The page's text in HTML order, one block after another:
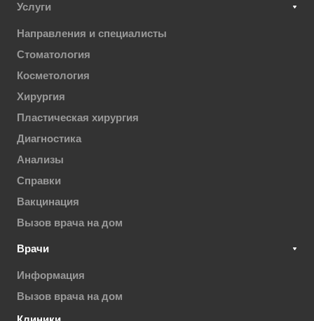
Услуги
Направления и специалисты
Стоматология
Косметология
Хирургия
Пластическая хирургия
Диагностика
Анализы
Справки
Вакцинация
Вызов врача на дом
Врачи
Информация
Вызов врача на дом